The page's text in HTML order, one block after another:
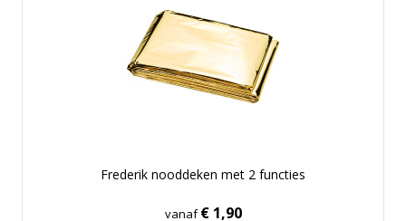
Frederik nooddeken met 2 functies
vanaf€ 1,90